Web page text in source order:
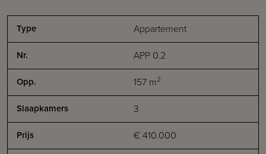
Appartement
APP 0.2
157 m2
3
€ 410.000